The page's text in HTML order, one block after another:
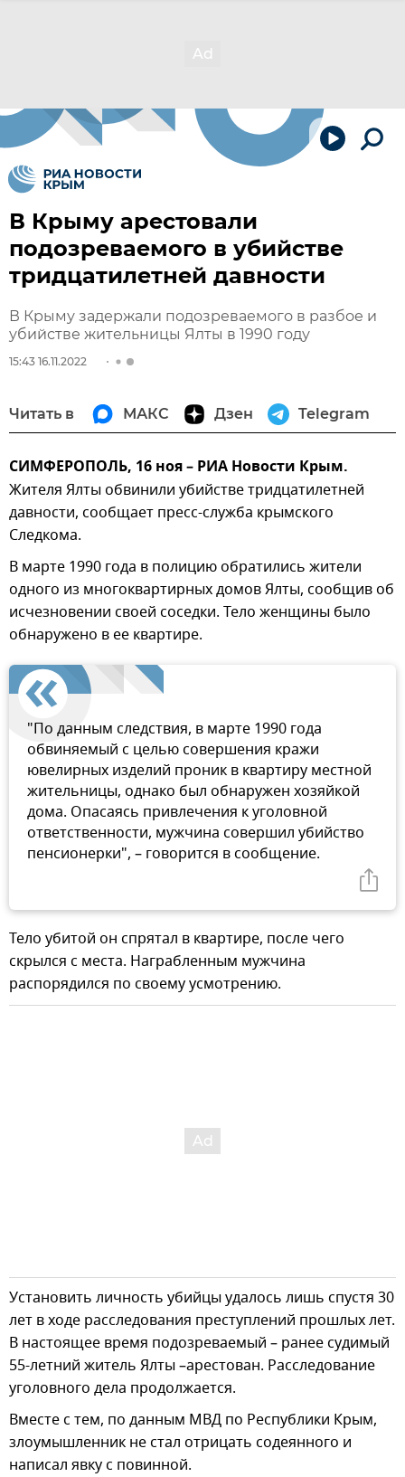
В Крыму арестовали
подозреваемого в убийстве
тридцатилетней давности
В Крыму задержали подозреваемого в разбое и
убийстве жительницы Ялты в 1990 году
15:43 16.11.2022
Читать в МАКС Дзен Telegram
СИМФЕРОПОЛЬ, 16 ноя – РИА Новости Крым.
Жителя Ялты обвинили убийстве тридцатилетней
давности, сообщает пресс-служба крымского
Следкома.
В марте 1990 года в полицию обратились жители
одного из многоквартирных домов Ялты, сообщив об
исчезновении своей соседки. Тело женщины было
обнаружено в ее квартире.
"По данным следствия, в марте 1990 года
обвиняемый с целью совершения кражи
ювелирных изделий проник в квартиру местной
жительницы, однако был обнаружен хозяйкой
дома. Опасаясь привлечения к уголовной
ответственности, мужчина совершил убийство
пенсионерки", – говорится в сообщение.
Тело убитой он спрятал в квартире, после чего
скрылся с места. Награбленным мужчина
распорядился по своему усмотрению.
Установить личность убийцы удалось лишь спустя 30
лет в ходе расследования преступлений прошлых лет.
В настоящее время подозреваемый – ранее судимый
55-летний житель Ялты –арестован. Расследование
уголовного дела продолжается.
Вместе с тем, по данным МВД по Республики Крым,
злоумышленник не стал отрицать содеянного и
написал явку с повинной.